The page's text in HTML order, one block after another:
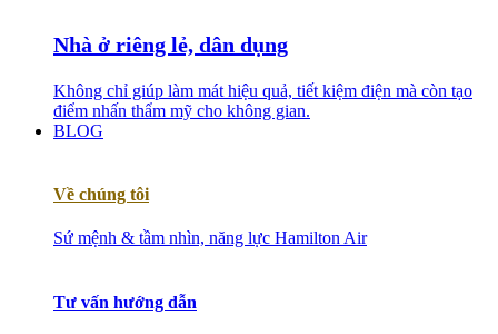
Nhà ở riêng lẻ, dân dụng
Không chỉ giúp làm mát hiệu quả, tiết kiệm điện mà còn tạo
điểm nhấn thẩm mỹ cho không gian.
BLOG
Về chúng tôi
Sứ mệnh & tầm nhìn, năng lực Hamilton Air
Tư vấn hướng dẫn